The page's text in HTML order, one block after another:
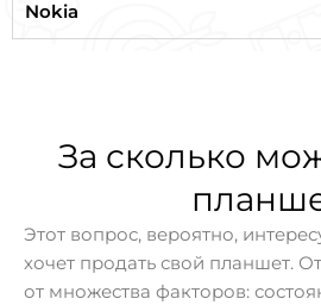
Nokia
За сколько
Этот вопрос, вероятно,
хочет продать свой планшет.
от множества факторов: